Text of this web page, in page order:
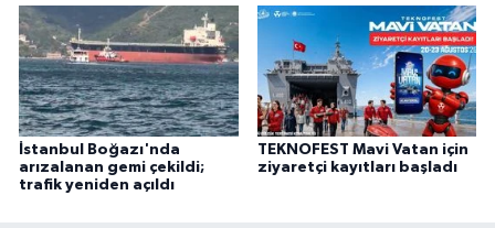
İstanbul Boğazı'nda
arızalanan gemi çekildi;
trafik yeniden açıldı
TEKNOFEST Mavi Vatan için
ziyaretçi kayıtları başladı